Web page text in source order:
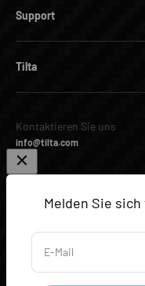
Melden Sie
E-Mail
Support
Tilta
Kontaktieren Sie uns
info@tilta.com
Folgen Sie uns